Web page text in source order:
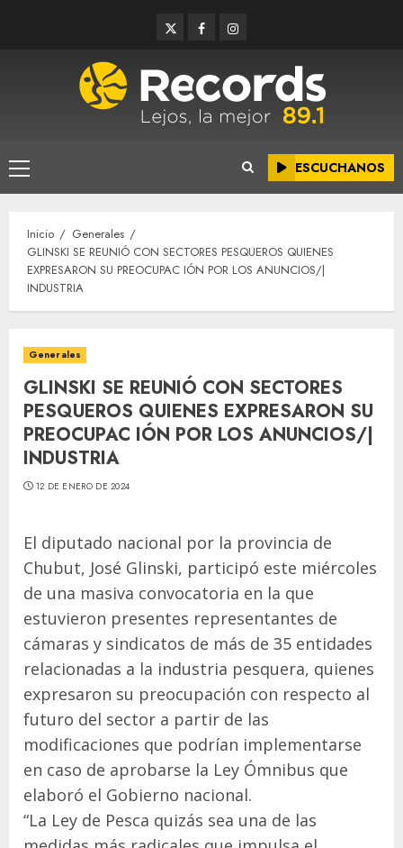
TwitterFacebookInstagram
Menú
principal
ESCUCHANOS
Inicio
Generales
GLINSKI SE REUNIÓ CON SECTORES PESQUEROS QUIENES
EXPRESARON SU PREOCUPAC IÓN POR LOS ANUNCIOS/|
INDUSTRIA
Generales
GLINSKI SE REUNIÓ CON SECTORES
PESQUEROS QUIENES EXPRESARON SU
PREOCUPAC IÓN POR LOS ANUNCIOS/|
INDUSTRIA
12 DE ENERO DE 2024
El diputado nacional por la provincia de
Chubut, José Glinski, participó este miércoles
de una masiva convocatoria en la que
estuvieron presentes representantes de
cámaras y sindicatos de más de 35 entidades
relacionadas a la industria pesquera, quienes
expresaron su preocupación con respecto al
futuro del sector a partir de las
modificaciones que podrían implementarse
en caso de aprobarse la Ley Ómnibus que
elaboró el Gobierno nacional.
“La Ley de Pesca quizás sea una de las